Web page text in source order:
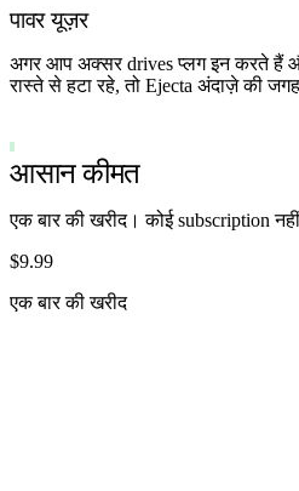
पावर यूज़र
अगर आप अक्सर drives प्लग इन करते हैं
रास्ते से हटा रहे, तो Ejecta अंदाज़े की
एक बार की खरीद
आसान कीमत
एक बार की खरीद। कोई subscription
$9.99
एक बार की खरीद